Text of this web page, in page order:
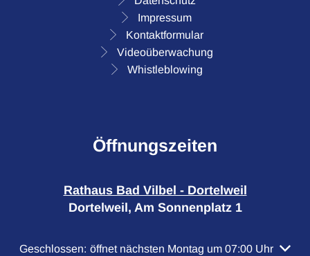
Impressum
Kontaktformular
Videoüberwachung
Whistleblowing
Öffnungszeiten
Rathaus Bad Vilbel - Dortelweil
Dortelweil, Am Sonnenplatz 1
Klicken, um weitere Öffnungs- oder Schließzeiten
Geschlossen: öffnet nächsten Montag um 07:00 Uhr